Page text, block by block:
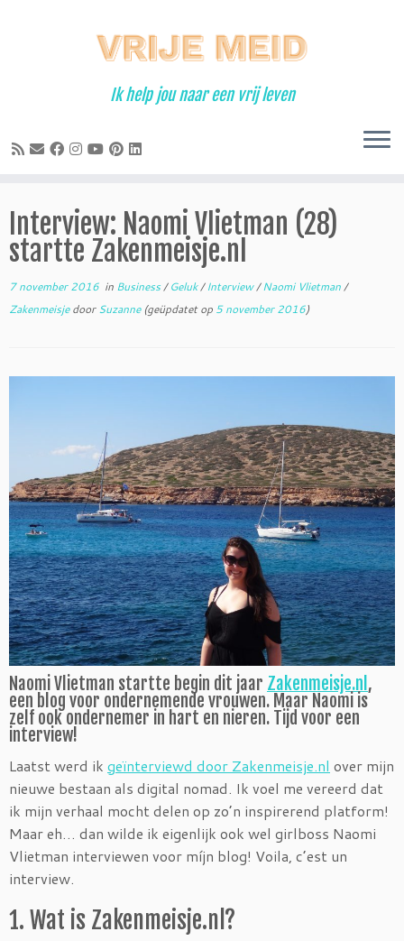
Ik help jou naar een vrij leven
Interview: Naomi Vlietman (28)
startte Zakenmeisje.nl
7 november 2016 in Business/Geluk/Interview/Naomi Vlietman/
ZakenmeisjedoorSuzanne(geüpdatet op 5 november 2016)
Naomi Vlietman startte begin dit jaar Zakenmeisje.nl ,
een blog voor ondernemende vrouwen. Maar Naomi is
zelf ook ondernemer in hart en nieren. Tijd voor een
interview!
Laatst werd ik geïnterviewd door Zakenmeisje.nl over mijn
nieuwe bestaan als digital nomad. Ik voel me vereerd dat
ik mijn verhaal mocht delen op zo’n inspirerend platform!
Maar eh… dan wilde ik eigenlijk ook wel girlboss Naomi
Vlietman interviewen voor míjn blog! Voila, c’est un
interview.
1. Wat is Zakenmeisje.nl?